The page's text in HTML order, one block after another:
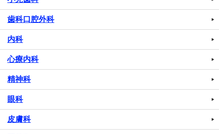
歯科口腔外科
内科
心療内科
精神科
眼科
皮膚科